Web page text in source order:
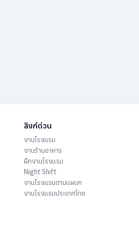
ลิงก์ด่วน
งานโรงแรม
งานร้านอาหาร
ฝึกงานโรงแรม
Night Shift
งานโรงแรมตามแผนก
งานโรงแรมประเทศไทย